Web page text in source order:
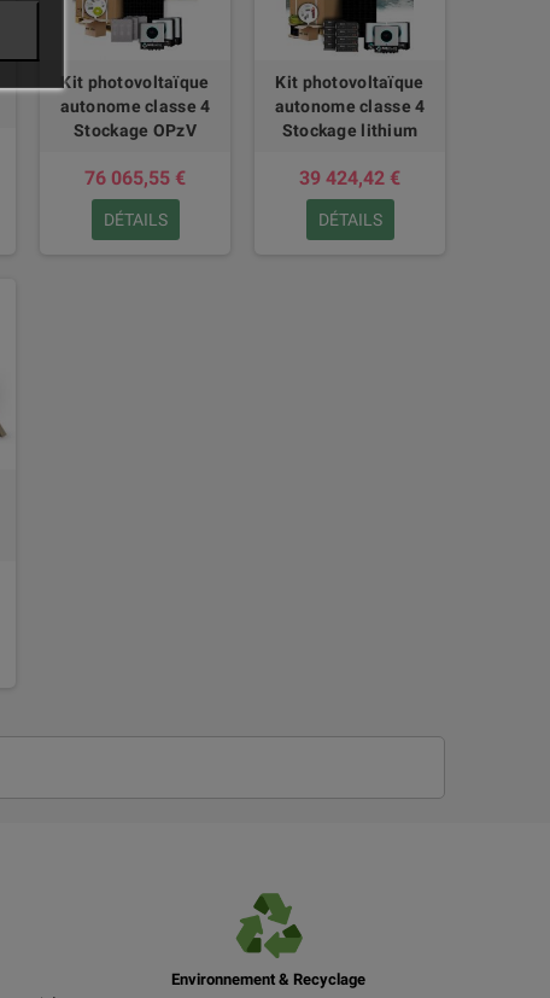
Kit photovoltaïque
autonome classe 4
Stockage OPzV
76 065,55 €
DÉTAILS
Kit photovoltaïque
autonome classe 4
Stockage lithium
39 424,42 €
DÉTAILS
Environnement & Recyclage